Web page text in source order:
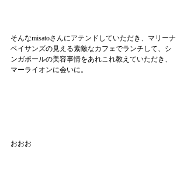
そんなmisatoさんにアテンドしていただき、マリーナ
ベイサンズの見える素敵なカフェでランチして、シ
ンガポールの美容事情をあれこれ教えていただき、
マーライオンに会いに。
おおお